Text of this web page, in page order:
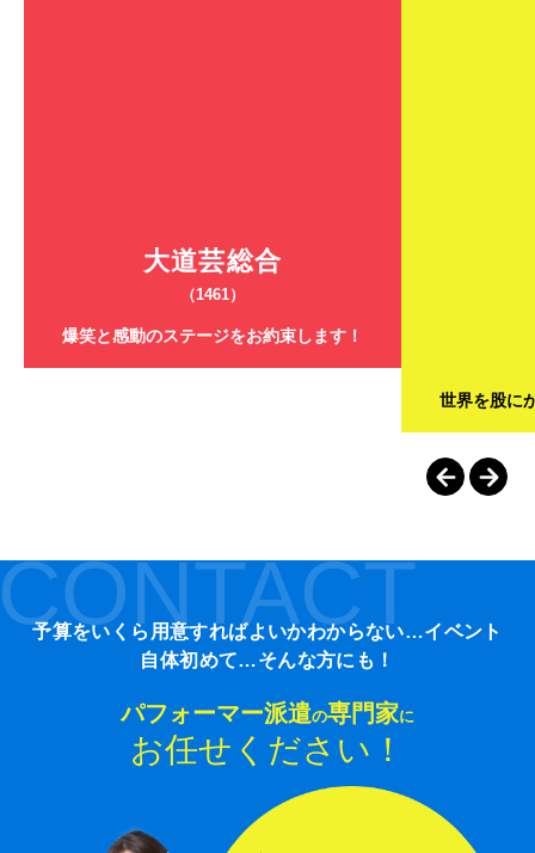
大道芸総合
（1461）
爆笑と感動のステージをお約束します！
世界を股に
予算をいくら用意すればよいかわからない…イベント
自体初めて…そんな方にも！
パフォーマー派遣の専門家に
お任せください！